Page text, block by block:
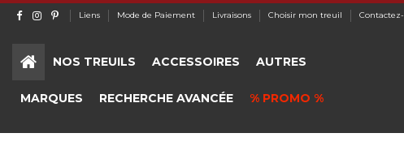
Liens Mode de Paiement Livraisons Choisir mon treuil
NOS TREUILS ACCESSOIRES AUTRES
MARQUES RECHERCHE AVANCÉE % PROMO %